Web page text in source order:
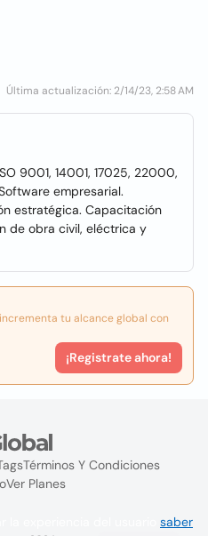
Última actualización: 2/14/23, 2:58 AM
9001, 14001, 17025, 22000,
empresarial.
estratégica. Capacitación
de obra civil, eléctrica y
tu alcance global con
¡Registrate ahora!
Términos Y Condiciones
Ver Planes
saber